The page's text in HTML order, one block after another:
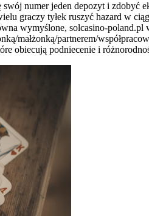
numer jeden depozyt i
graczy tyłek ruszyć hazard w
wymyślone, solcasino-
małżonką/partnerem/
obiecują podniecenie i